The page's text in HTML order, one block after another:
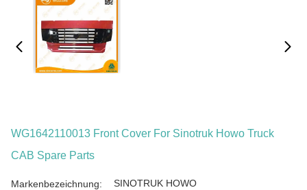
WG1642110013 Front Cover For Sinotruk Howo Truck
CAB Spare Parts
Markenbezeichnung: SINOTRUK HOWO